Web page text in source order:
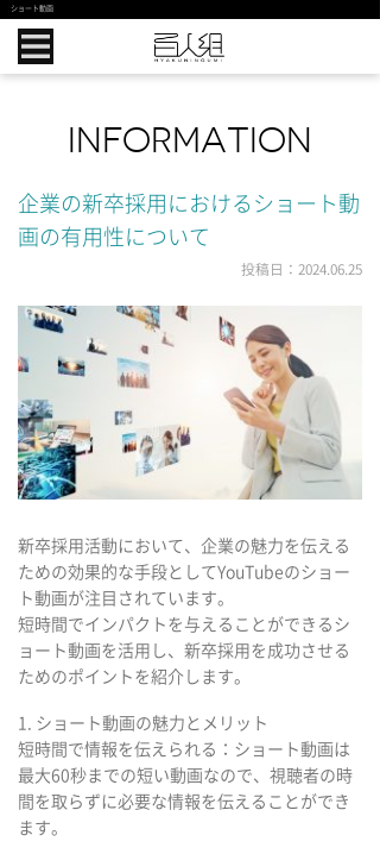
ショート動画
INFORMATION
企業の新卒採用におけるショート動
画の有用性について
投稿日：2024.06.25
新卒採用活動において、企業の魅力を伝える
ための効果的な手段としてYouTubeのショー
ト動画が注目されています。
短時間でインパクトを与えることができるシ
ョート動画を活用し、新卒採用を成功させる
ためのポイントを紹介します。
1. ショート動画の魅力とメリット
短時間で情報を伝えられる：ショート動画は
最大60秒までの短い動画なので、視聴者の時
間を取らずに必要な情報を伝えることができ
ます。